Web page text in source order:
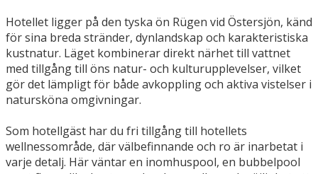
Hotellet ligger på den tyska ön Rügen vid Östersjön, känd
för sina breda stränder, dynlandskap och karakteristiska
kustnatur. Läget kombinerar direkt närhet till vattnet
med tillgång till öns natur- och kulturupplevelser, vilket
gör det lämpligt för både avkoppling och aktiva vistelser i
natursköna omgivningar.
Som hotellgäst har du fri tillgång till hotellets
wellnessområde, där välbefinnande och ro är inarbetat i
varje detalj. Här väntar en inomhuspool, en bubbelpool